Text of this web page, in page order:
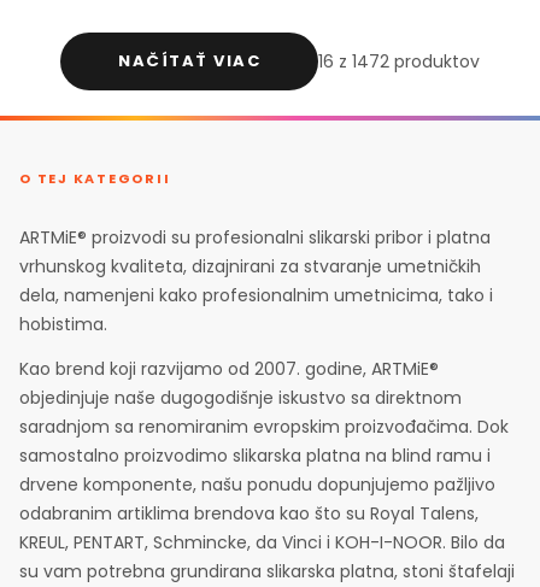
NAČÍTAŤ VIAC 16 z 1472 produktov
O TEJ KATEGORII
ARTMiE® proizvodi su profesionalni slikarski pribor i platna
vrhunskog kvaliteta, dizajnirani za stvaranje umetničkih
dela, namenjeni kako profesionalnim umetnicima, tako i
hobistima.
Kao brend koji razvijamo od 2007. godine, ARTMiE®
objedinjuje naše dugogodišnje iskustvo sa direktnom
saradnjom sa renomiranim evropskim proizvođačima. Dok
samostalno proizvodimo slikarska platna na blind ramu i
drvene komponente, našu ponudu dopunjujemo pažljivo
odabranim artiklima brendova kao što su Royal Talens,
KREUL, PENTART, Schmincke, da Vinci i KOH-I-NOOR. Bilo da
su vam potrebna grundirana slikarska platna, stoni štafelaji